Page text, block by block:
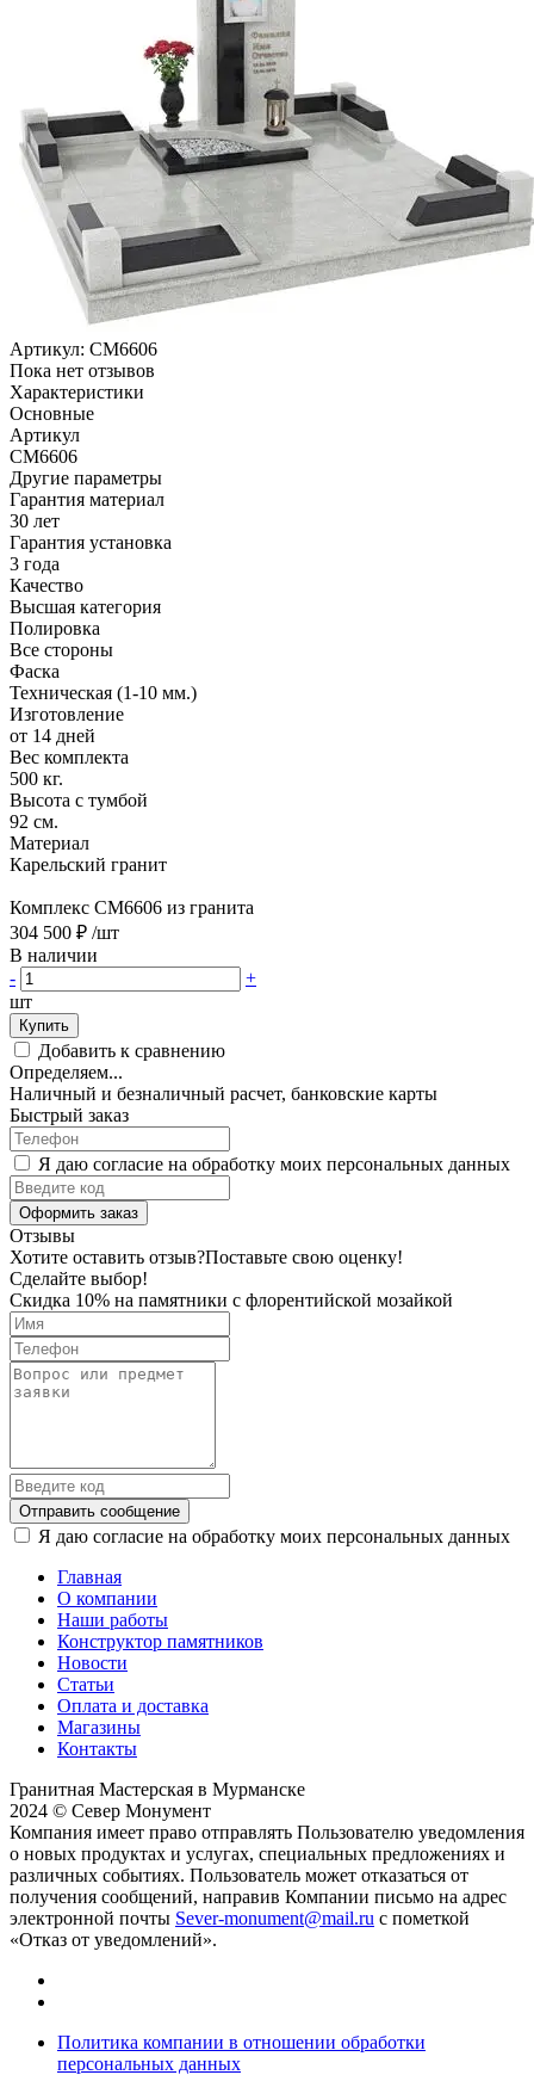
Артикул: CM6606
Пока нет отзывов
Характеристики
Основные
Артикул
CM6606
Другие параметры
Гарантия материал
30 лет
Гарантия установка
3 года
Качество
Высшая категория
Полировка
Все стороны
Фаска
Техническая (1-10 мм.)
Изготовление
от 14 дней
Вес комплекта
500 кг.
Высота с тумбой
92 см.
Материал
Карельский гранит
Комплекс CM6606 из гранита
304 500 ₽ /шт
В наличии
-
+
шт
Купить
Добавить к сравнению
Определяем...
Наличный и безналичный расчет, банковские карты
Быстрый заказ
Я даю согласие на обработку моих персональных данных
Оформить заказ
Отзывы
Хотите оставить отзыв?Поставьте свою оценку!
Сделайте выбор!
Скидка 10% на памятники с флорентийской мозайкой
Отправить сообщение
Я даю согласие на обработку моих персональных данных
Главная
О компании
Наши работы
Конструктор памятников
Новости
Статьи
Оплата и доставка
Магазины
Контакты
Гранитная Мастерская в Мурманске
2024 © Север Монумент
Компания имеет право отправлять Пользователю уведомления
о новых продуктах и услугах, специальных предложениях и
различных событиях. Пользователь может отказаться от
получения сообщений, направив Компании письмо на адрес
электронной почты Sever-monument@mail.ru с пометкой
«Отказ от уведомлений».
Политика компании в отношении обработки
персональных данных